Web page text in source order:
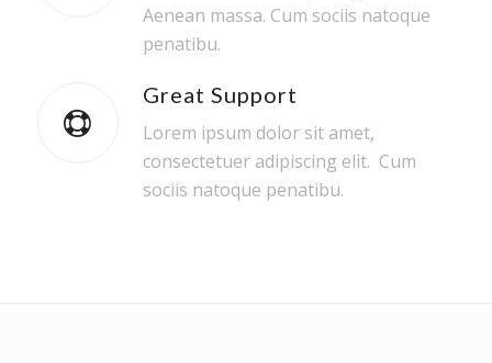
Aenean massa. Cum sociis natoque
penatibu.
Great Support
Lorem ipsum dolor sit amet,
consectetuer adipiscing elit. Cum
sociis natoque penatibu.